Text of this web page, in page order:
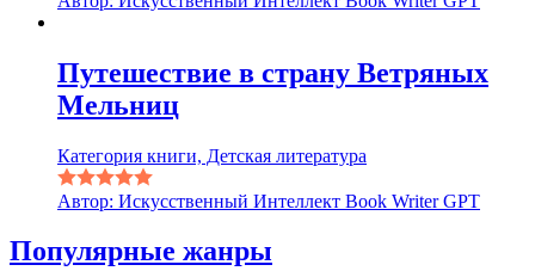
Путешествие в страну Ветряных
Мельниц
Категория книги, Детская литература
Автор: Искусственный Интеллект Book Writer GPT
Популярные жанры